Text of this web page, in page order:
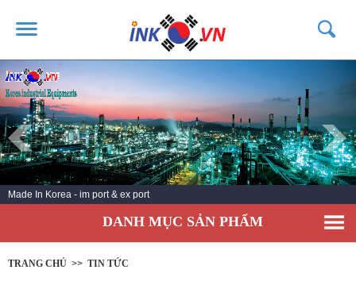
TRANG CHỦ
GIỚI THIỆU
SẢN PHẨM
DỊCH VỤ
TIN TỨC
KHÁCH HÀNG
Made In Korea - im port & ex port
DANH MỤC SẢN PHẨM
TRANG CHỦ >> TIN TỨC